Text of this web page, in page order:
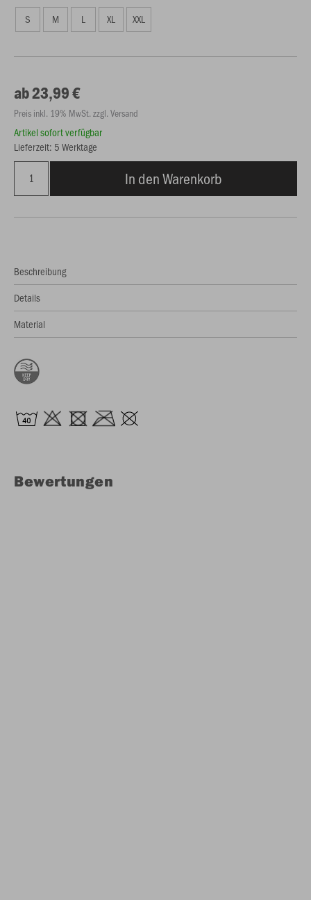
S
M L XL XXL
ab 23,99 €
Preis inkl. 19% MwSt. zzgl. Versand
Artikel sofort verfügbar
Lieferzeit: 5 Werktage
In den Warenkorb
Beschreibung
Details
Material
Bewertungen